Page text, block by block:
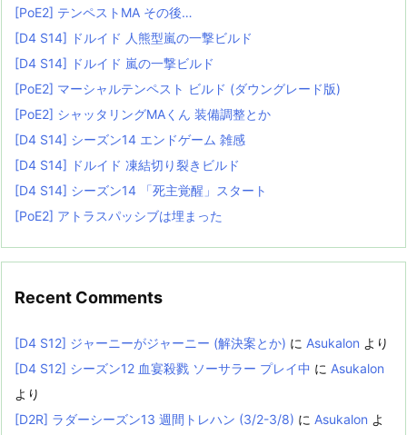
[PoE2] テンペストMA その後…
[D4 S14] ドルイド 人熊型嵐の一撃ビルド
[D4 S14] ドルイド 嵐の一撃ビルド
[PoE2] マーシャルテンペスト ビルド (ダウングレード版)
[PoE2] シャッタリングMAくん 装備調整とか
[D4 S14] シーズン14 エンドゲーム 雑感
[D4 S14] ドルイド 凍結切り裂きビルド
[D4 S14] シーズン14 「死主覚醒」スタート
[PoE2] アトラスパッシブは埋まった
Recent Comments
[D4 S12] ジャーニーがジャーニー (解決案とか) に Asukalon より
[D4 S12] シーズン12 血宴殺戮 ソーサラー プレイ中 に Asukalon
より
[D2R] ラダーシーズン13 週間トレハン (3/2-3/8) に Asukalon よ